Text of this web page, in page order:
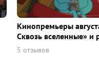
Кинопремьеры
Сквозь вселенные» и
5 отзывов